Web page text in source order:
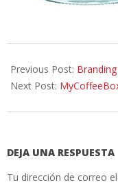
08-
23
Previous Post:
Next Post:
DEJA UNA RESPUESTA
Tu dirección de correo